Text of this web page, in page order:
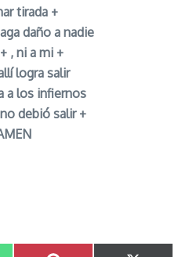
tirada +
daño a nadie
, ni a mi +
logra salir
a los infiernos
debió salir +